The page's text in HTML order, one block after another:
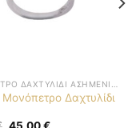
Μονόπετρο Δαχτυλίδι
Original Η